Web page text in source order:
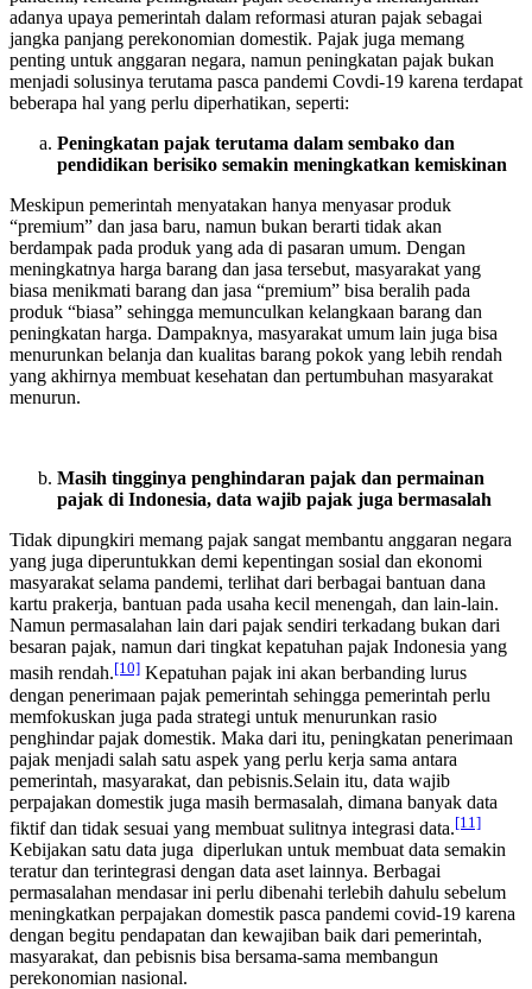
adanya upaya pemerintah dalam reformasi aturan pajak sebagai
jangka panjang perekonomian domestik. Pajak juga memang
penting untuk anggaran negara, namun peningkatan pajak bukan
menjadi solusinya terutama pasca pandemi Covdi-19 karena terdapat
beberapa hal yang perlu diperhatikan, seperti:
Peningkatan pajak terutama dalam sembako dan
pendidikan berisiko semakin meningkatkan kemiskinan
Meskipun pemerintah menyatakan hanya menyasar produk
“premium” dan jasa baru, namun bukan berarti tidak akan
berdampak pada produk yang ada di pasaran umum. Dengan
meningkatnya harga barang dan jasa tersebut, masyarakat yang
biasa menikmati barang dan jasa “premium” bisa beralih pada
produk “biasa” sehingga memunculkan kelangkaan barang dan
peningkatan harga. Dampaknya, masyarakat umum lain juga bisa
menurunkan belanja dan kualitas barang pokok yang lebih rendah
yang akhirnya membuat kesehatan dan pertumbuhan masyarakat
menurun.
Masih tingginya penghindaran pajak dan permainan
pajak di Indonesia, data wajib pajak juga bermasalah
Tidak dipungkiri memang pajak sangat membantu anggaran negara
yang juga diperuntukkan demi kepentingan sosial dan ekonomi
masyarakat selama pandemi, terlihat dari berbagai bantuan dana
kartu prakerja, bantuan pada usaha kecil menengah, dan lain-lain.
Namun permasalahan lain dari pajak sendiri terkadang bukan dari
besaran pajak, namun dari tingkat kepatuhan pajak Indonesia yang
masih rendah.[10] Kepatuhan pajak ini akan berbanding lurus
dengan penerimaan pajak pemerintah sehingga pemerintah perlu
memfokuskan juga pada strategi untuk menurunkan rasio
penghindar pajak domestik. Maka dari itu, peningkatan penerimaan
pajak menjadi salah satu aspek yang perlu kerja sama antara
pemerintah, masyarakat, dan pebisnis.Selain itu, data wajib
perpajakan domestik juga masih bermasalah, dimana banyak data
fiktif dan tidak sesuai yang membuat sulitnya integrasi data.[11]
Kebijakan satu data juga diperlukan untuk membuat data semakin
teratur dan terintegrasi dengan data aset lainnya. Berbagai
permasalahan mendasar ini perlu dibenahi terlebih dahulu sebelum
meningkatkan perpajakan domestik pasca pandemi covid-19 karena
dengan begitu pendapatan dan kewajiban baik dari pemerintah,
masyarakat, dan pebisnis bisa bersama-sama membangun
perekonomian nasional.